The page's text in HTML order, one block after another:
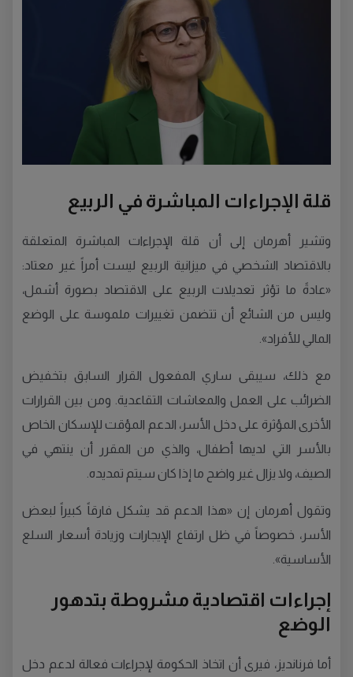
قلة الإجراءات المباشرة في الربيع
وتشير أهرمان إلى أن قلة الإجراءات المباشرة المتعلقة
بالاقتصاد الشخصي في ميزانية الربيع ليست أمراً غير معتاد:
«عادةً ما تؤثر تعديلات الربيع على الاقتصاد بصورة أشمل،
وليس من الشائع أن تتضمن تغييرات ملموسة على الوضع
المالي للأفراد».
مع ذلك، سيبقى ساري المفعول القرار السابق بتخفيض
الضرائب على العمل والمعاشات التقاعدية. ومن بين القرارات
الأخرى المؤثرة على دخل الأسر، الدعم المؤقت للإسكان الخاص
بالأسر التي لديها أطفال، والذي من المقرر أن ينتهي في
الصيف، ولا يزال غير واضح ما إذا كان سيتم تمديده.
وتقول أهرمان إن «هذا الدعم قد يشكل فارقاً كبيراً لبعض
الأسر، خصوصاً في ظل ارتفاع الإيجارات وزيادة أسعار السلع
الأساسية».
إجراءات اقتصادية مشروطة بتدهور
الوضع
أما فرنانديز، فيرى أن اتخاذ الحكومة لإجراءات فعالة لدعم دخل